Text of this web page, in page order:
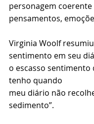
personagem coerente
pensamentos,
Virginia Woolf
sentimento em seu
o escasso sentimento
tenho quando
meu diário não
sedimento”.